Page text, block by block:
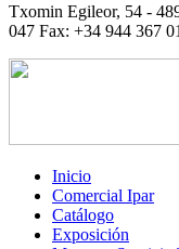
Txomin Egileor, 54 -
047 Fax: +34 944 367
Inicio
Comercial Ipar
Catálogo
Exposición